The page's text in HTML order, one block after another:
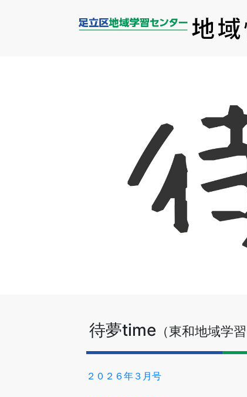
待夢time （東和地域学
２０２６年３月号